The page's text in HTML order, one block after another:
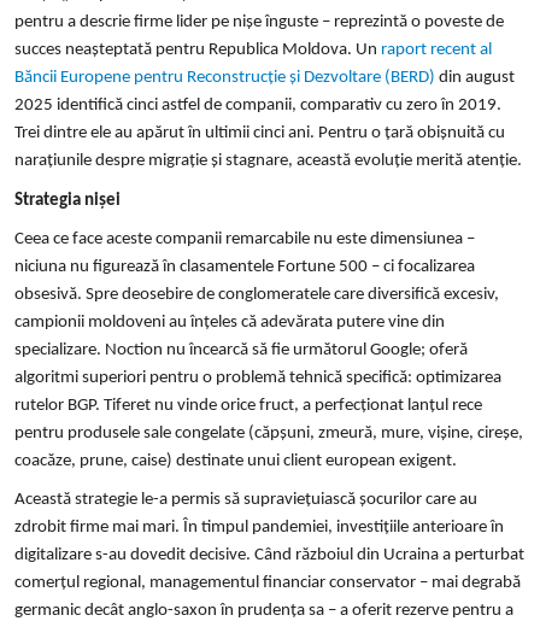
pentru a descrie firme lider pe nișe înguste – reprezintă o poveste de
succes neașteptată pentru Republica Moldova. Un raport recent al
Băncii Europene pentru Reconstrucție și Dezvoltare (BERD) din august
2025 identifică cinci astfel de companii, comparativ cu zero în 2019.
Trei dintre ele au apărut în ultimii cinci ani. Pentru o țară obișnuită cu
narațiunile despre migrație și stagnare, această evoluție merită atenție.
Strategia nișei
Ceea ce face aceste companii remarcabile nu este dimensiunea –
niciuna nu figurează în clasamentele Fortune 500 – ci focalizarea
obsesivă. Spre deosebire de conglomeratele care diversifică excesiv,
campionii moldoveni au înțeles că adevărata putere vine din
specializare. Noction nu încearcă să fie următorul Google; oferă
algoritmi superiori pentru o problemă tehnică specifică: optimizarea
rutelor BGP. Tiferet nu vinde orice fruct, a perfecționat lanțul rece
pentru produsele sale congelate (căpșuni, zmeură, mure, vișine, cireșe,
coacăze, prune, caise) destinate unui client european exigent.
Această strategie le-a permis să supraviețuiască șocurilor care au
zdrobit firme mai mari. În timpul pandemiei, investițiile anterioare în
digitalizare s-au dovedit decisive. Când războiul din Ucraina a perturbat
comerțul regional, managementul financiar conservator – mai degrabă
germanic decât anglo-saxon în prudența sa – a oferit rezerve pentru a